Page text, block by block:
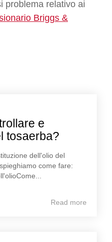
problema relativo ai
Briggs &
e
tosaerba?
dell'olio del
come fare:
Read more